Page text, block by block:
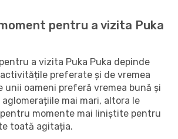
pentru a vizita Puka
a vizita Puka Puka depinde
preferate și de vremea
unii oameni preferă vremea bună și
mai mari, altora le
momente mai liniștite pentru
toată agitația.